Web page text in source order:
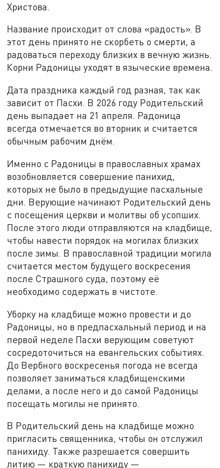
Христова.
Название происходит от слова «радость». В
этот день принято не скорбеть о смерти, а
радоваться переходу близких в вечную жизнь.
Корни Радоницы уходят в языческие времена.
Дата праздника каждый год разная, так как
зависит от Пасхи. В 2026 году Родительский
день выпадает на 21 апреля. Радоница
всегда отмечается во вторник и считается
обычным рабочим днём.
Именно с Радоницы в православных храмах
возобновляется совершение панихид,
которых не было в предыдущие пасхальные
дни. Верующие начинают Родительский день
с посещения церкви и молитвы об усопших.
После этого люди отправляются на кладбище,
чтобы навести порядок на могилах близких
после зимы. В православной традиции могила
считается местом будущего воскресения
после Страшного суда, поэтому её
необходимо содержать в чистоте.
Уборку на кладбище можно провести и до
Радоницы, но в предпасхальный период и на
первой неделе Пасхи верующим советуют
сосредоточиться на евангельских событиях.
До Вербного воскресенья погода не всегда
позволяет заниматься кладбищенскими
делами, а после него и до самой Радоницы
посещать могилы не принято.
В Родительский день на кладбище можно
пригласить священника, чтобы он отслужил
панихиду. Также разрешается совершить
литию — краткую панихиду —